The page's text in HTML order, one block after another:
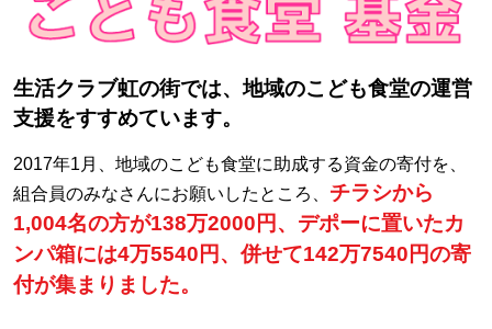
生活クラブ虹の街では、地域のこども食堂の運営
支援をすすめています。
2017年1月、地域のこども食堂に助成する資金の寄付を、
組合員のみなさんにお願いしたところ、 チラシから
1,004名の方が138万2000円、デポーに置いたカ
ンパ箱には4万5540円、併せて142万7540円の寄
付が集まりました。